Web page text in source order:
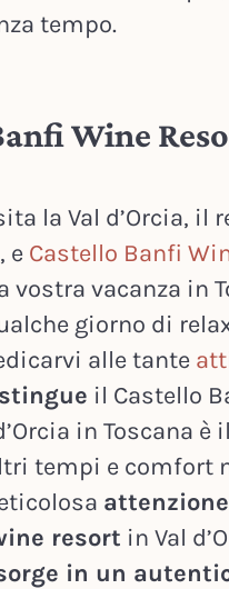
tempo.
Wine
la Val d’Orcia, il
e Castello Banfi
vostra vacanza in
giorno di
alle tante
il Castello
in Toscana
tempi e comfort
resort in Val
in un